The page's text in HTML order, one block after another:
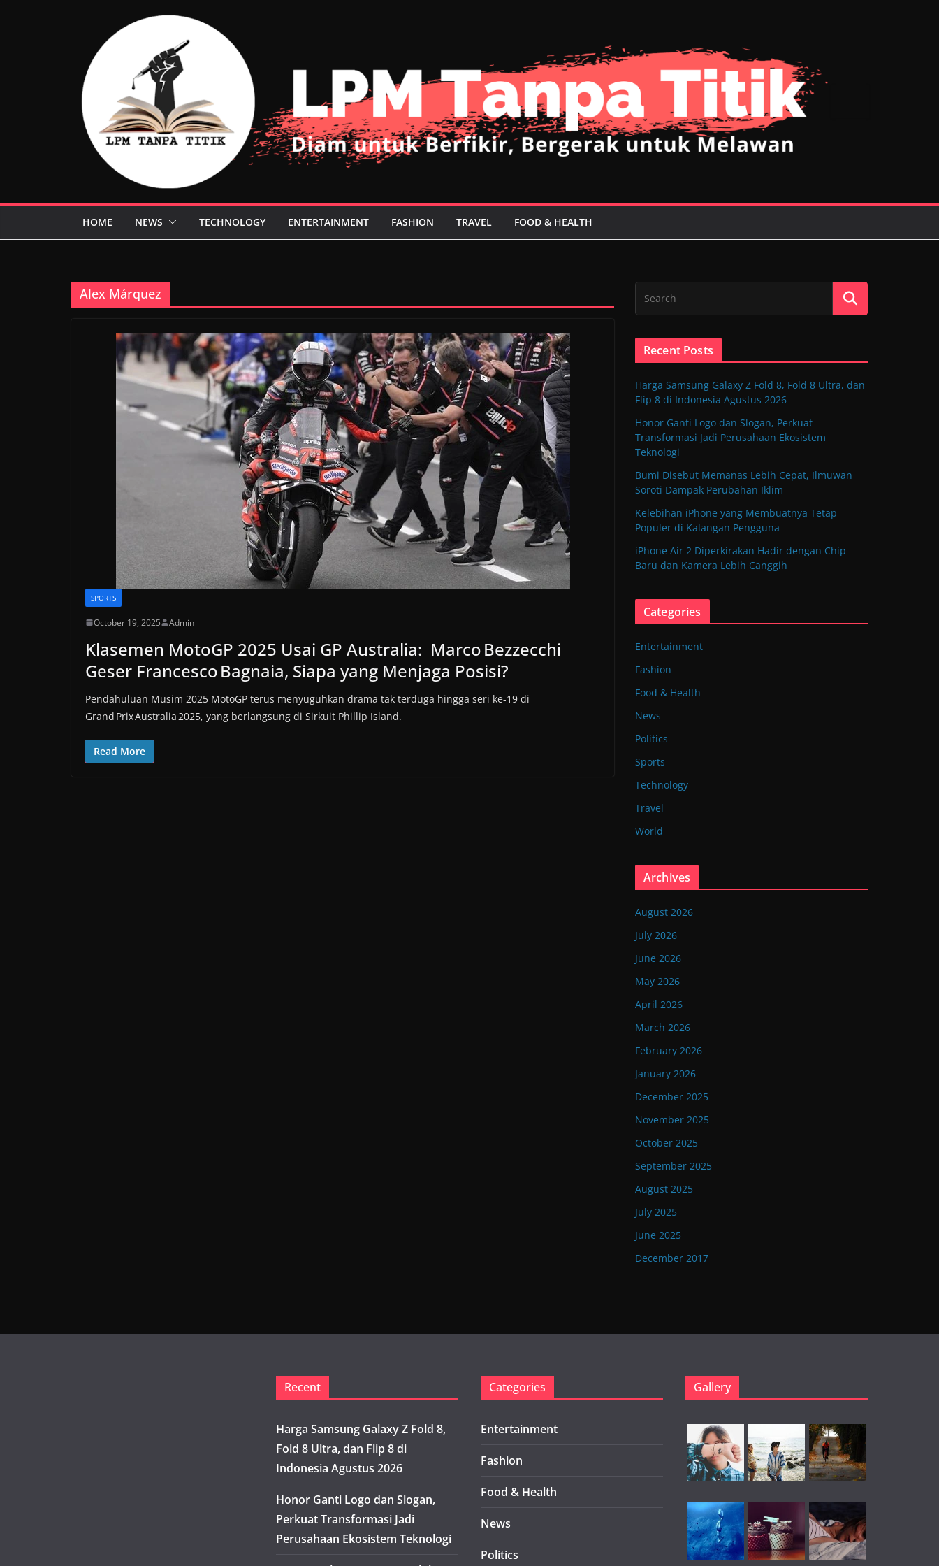
HOME NEWS TECHNOLOGY ENTERTAINMENT FASHION TRAVEL FOOD & HEALTH
Alex Márquez
SPORTS
October 19, 2025 Admin
Klasemen MotoGP 2025 Usai GP Australia: Marco Bezzecchi
Geser Francesco Bagnaia, Siapa yang Menjaga Posisi?
Pendahuluan Musim 2025 MotoGP terus menyuguhkan drama tak terduga hingga seri ke-19 di
Grand Prix Australia 2025, yang berlangsung di Sirkuit Phillip Island.
Read More
Recent Posts
Harga Samsung Galaxy Z Fold 8, Fold 8 Ultra, dan
Flip 8 di Indonesia Agustus 2026
Honor Ganti Logo dan Slogan, Perkuat
Transformasi Jadi Perusahaan Ekosistem
Teknologi
Bumi Disebut Memanas Lebih Cepat, Ilmuwan
Soroti Dampak Perubahan Iklim
Kelebihan iPhone yang Membuatnya Tetap
Populer di Kalangan Pengguna
iPhone Air 2 Diperkirakan Hadir dengan Chip
Baru dan Kamera Lebih Canggih
Categories
Entertainment
Fashion
Food & Health
News
Politics
Sports
Technology
Travel
World
Archives
August 2026
July 2026
June 2026
May 2026
April 2026
March 2026
February 2026
January 2026
December 2025
November 2025
October 2025
September 2025
August 2025
July 2025
June 2025
December 2017
Recent
Harga Samsung Galaxy Z Fold 8,
Fold 8 Ultra, dan Flip 8 di
Indonesia Agustus 2026
Honor Ganti Logo dan Slogan,
Perkuat Transformasi Jadi
Perusahaan Ekosistem Teknologi
Categories
Entertainment
Fashion
Food & Health
News
Politics
Gallery